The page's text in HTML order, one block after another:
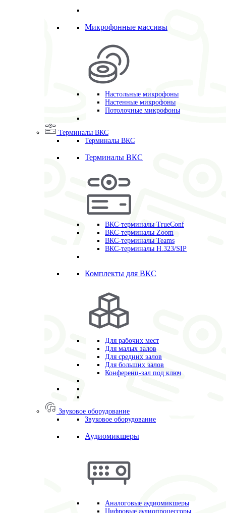
Микрофонные массивы
Настольные микрофоны
Настенные микрофоны
Потолочные микрофоны
Терминалы ВКС
Терминалы ВКС
Терминалы ВКС
ВКС-терминалы TrueConf
ВКС-терминалы Zoom
ВКС-терминалы Teams
ВКС-терминалы H.323/SIP
Комплекты для ВКС
Для рабочих мест
Для малых залов
Для средних залов
Для больших залов
Конференц-зал под ключ
Звуковое оборудование
Звуковое оборудование
Аудиомикшеры
Аналоговые аудиомикшеры
Цифровые аудиопроцессоры